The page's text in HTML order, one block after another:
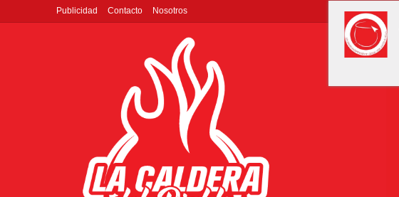
Publicidad Contacto Nosotros